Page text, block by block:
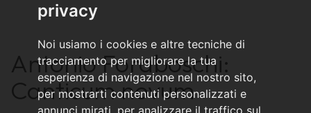
privacy
Noi usiamo i cookies e altre tecniche di
tracciamento per migliorare la tua
esperienza di navigazione nel nostro sito,
per mostrarti contenuti personalizzati e
annunci mirati, per analizzare il traffico sul
Antonio Foraboschi:
Canticum novum